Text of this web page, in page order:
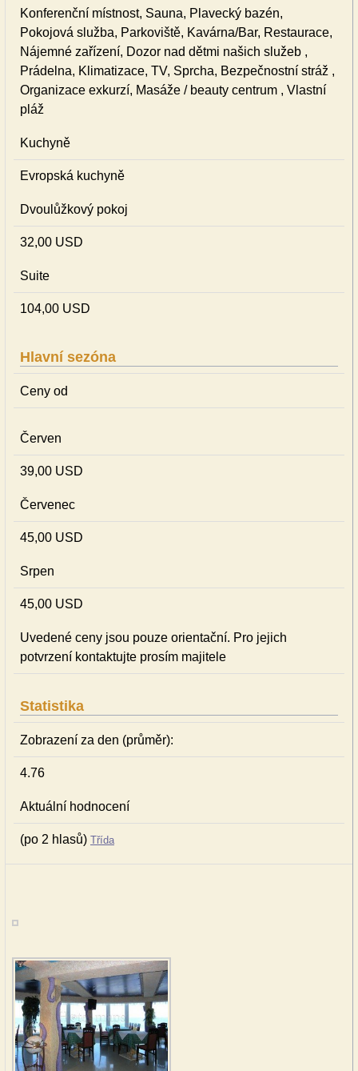
Konferenční místnost, Sauna, Plavecký bazén,
Pokojová služba, Parkoviště, Kavárna/Bar, Restaurace,
Nájemné zařízení, Dozor nad dětmi našich služeb ,
Prádelna, Klimatizace, TV, Sprcha, Bezpečnostní stráž ,
Organizace exkurzí, Masáže / beauty centrum , Vlastní
pláž
Kuchyně
Evropská kuchyně
Dvoulůžkový pokoj
32,00 USD
Suite
104,00 USD
Hlavní sezóna
Ceny od
Červen
39,00 USD
Červenec
45,00 USD
Srpen
45,00 USD
Uvedené ceny jsou pouze orientační. Pro jejich
potvrzení kontaktujte prosím majitele
Statistika
Zobrazení za den (průměr):
4.76
Aktuální hodnocení
(po 2 hlasů) Třída